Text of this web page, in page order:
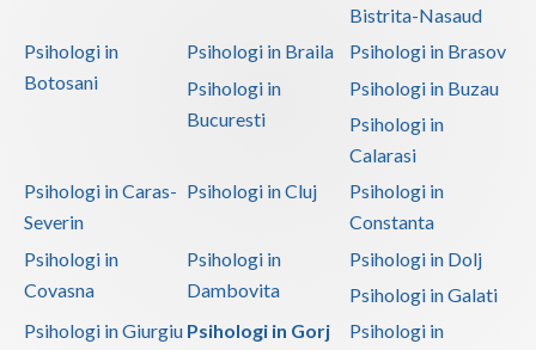
Psihoterapie - Interventie psihoterapeutica in ... (1)
Psihoterapie - Interventie psihoterapeutica in ... (1)
Psihoterapie - Interventie psihoterapeutica in ... (1)
Terapii de scurta durata (1)
Bistrita-Nasaud
Psihologi in
Botosani
Psihologi in Braila
Psihologi in Brasov
Psihologi in
Bucuresti
Psihologi in Buzau
Psihologi in
Calarasi
Psihologi in Caras-
Severin
Psihologi in Cluj
Psihologi in
Constanta
Psihologi in
Covasna
Psihologi in
Dambovita
Psihologi in Dolj
Psihologi in Galati
Psihologi in Giurgiu Psihologi in Gorj
Psihologi in